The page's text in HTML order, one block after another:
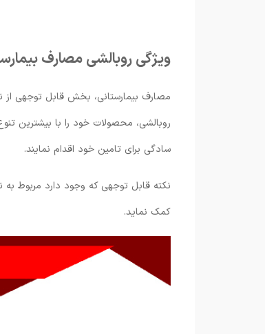
ویژگی روبالشی مصارف
مصارف بیمارستانی، بخش قابل توجهی از
روبالشی، محصولات خود را با بیشترین
سادگی برای تامین خود اقدام نمایند.
نکته قابل توجهی که وجود دارد مربوط به
کمک نماید.